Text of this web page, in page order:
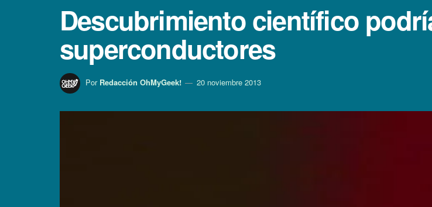
Descubrimiento cientí­fico
superconductores
Por Redacción OhMyGeek! 20 noviembre 2013